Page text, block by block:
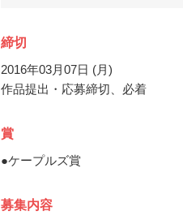
締切
2016年03月07日 (月)
作品提出・応募締切、必着
賞
●ケープルズ賞
募集内容